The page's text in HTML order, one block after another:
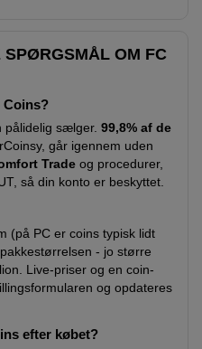
SPØRGSMÅL OM FC
Coins?
sælger. 99,8% af de
går igennem uden
Trade og procedurer,
så din konto er beskyttet.
(på PC er coins typisk lidt
- jo større
Live-priser og en coin-
og opdateres
efter købet?